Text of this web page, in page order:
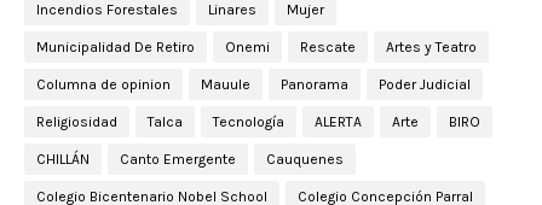
Incendios Forestales Linares Mujer
Municipalidad De Retiro Onemi Rescate Artes y Teatro
Columna de opinion Mauule Panorama Poder Judicial
Religiosidad Talca Tecnología ALERTA Arte BIRO
CHILLÁN Canto Emergente Cauquenes
Colegio Bicentenario Nobel School Colegio Concepción Parral